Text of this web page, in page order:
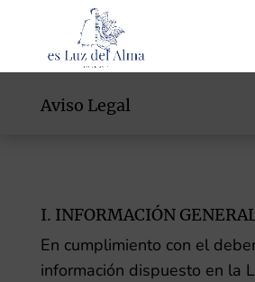
Aviso Legal
I. INFORMACIÓN
En cumplimiento con el
información dispuesto en la